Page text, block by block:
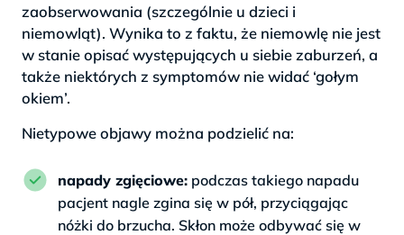
zaobserwowania (szczególnie u dzieci i
niemowląt). Wynika to z faktu, że niemowlę nie jest
w stanie opisać występujących u siebie zaburzeń, a
także niektórych z symptomów nie widać ‘gołym
okiem’.
Nietypowe objawy można podzielić na:
napady zgięciowe: podczas takiego napadu
pacjent nagle zgina się w pół, przyciągając
nóżki do brzucha. Skłon może odbywać się w